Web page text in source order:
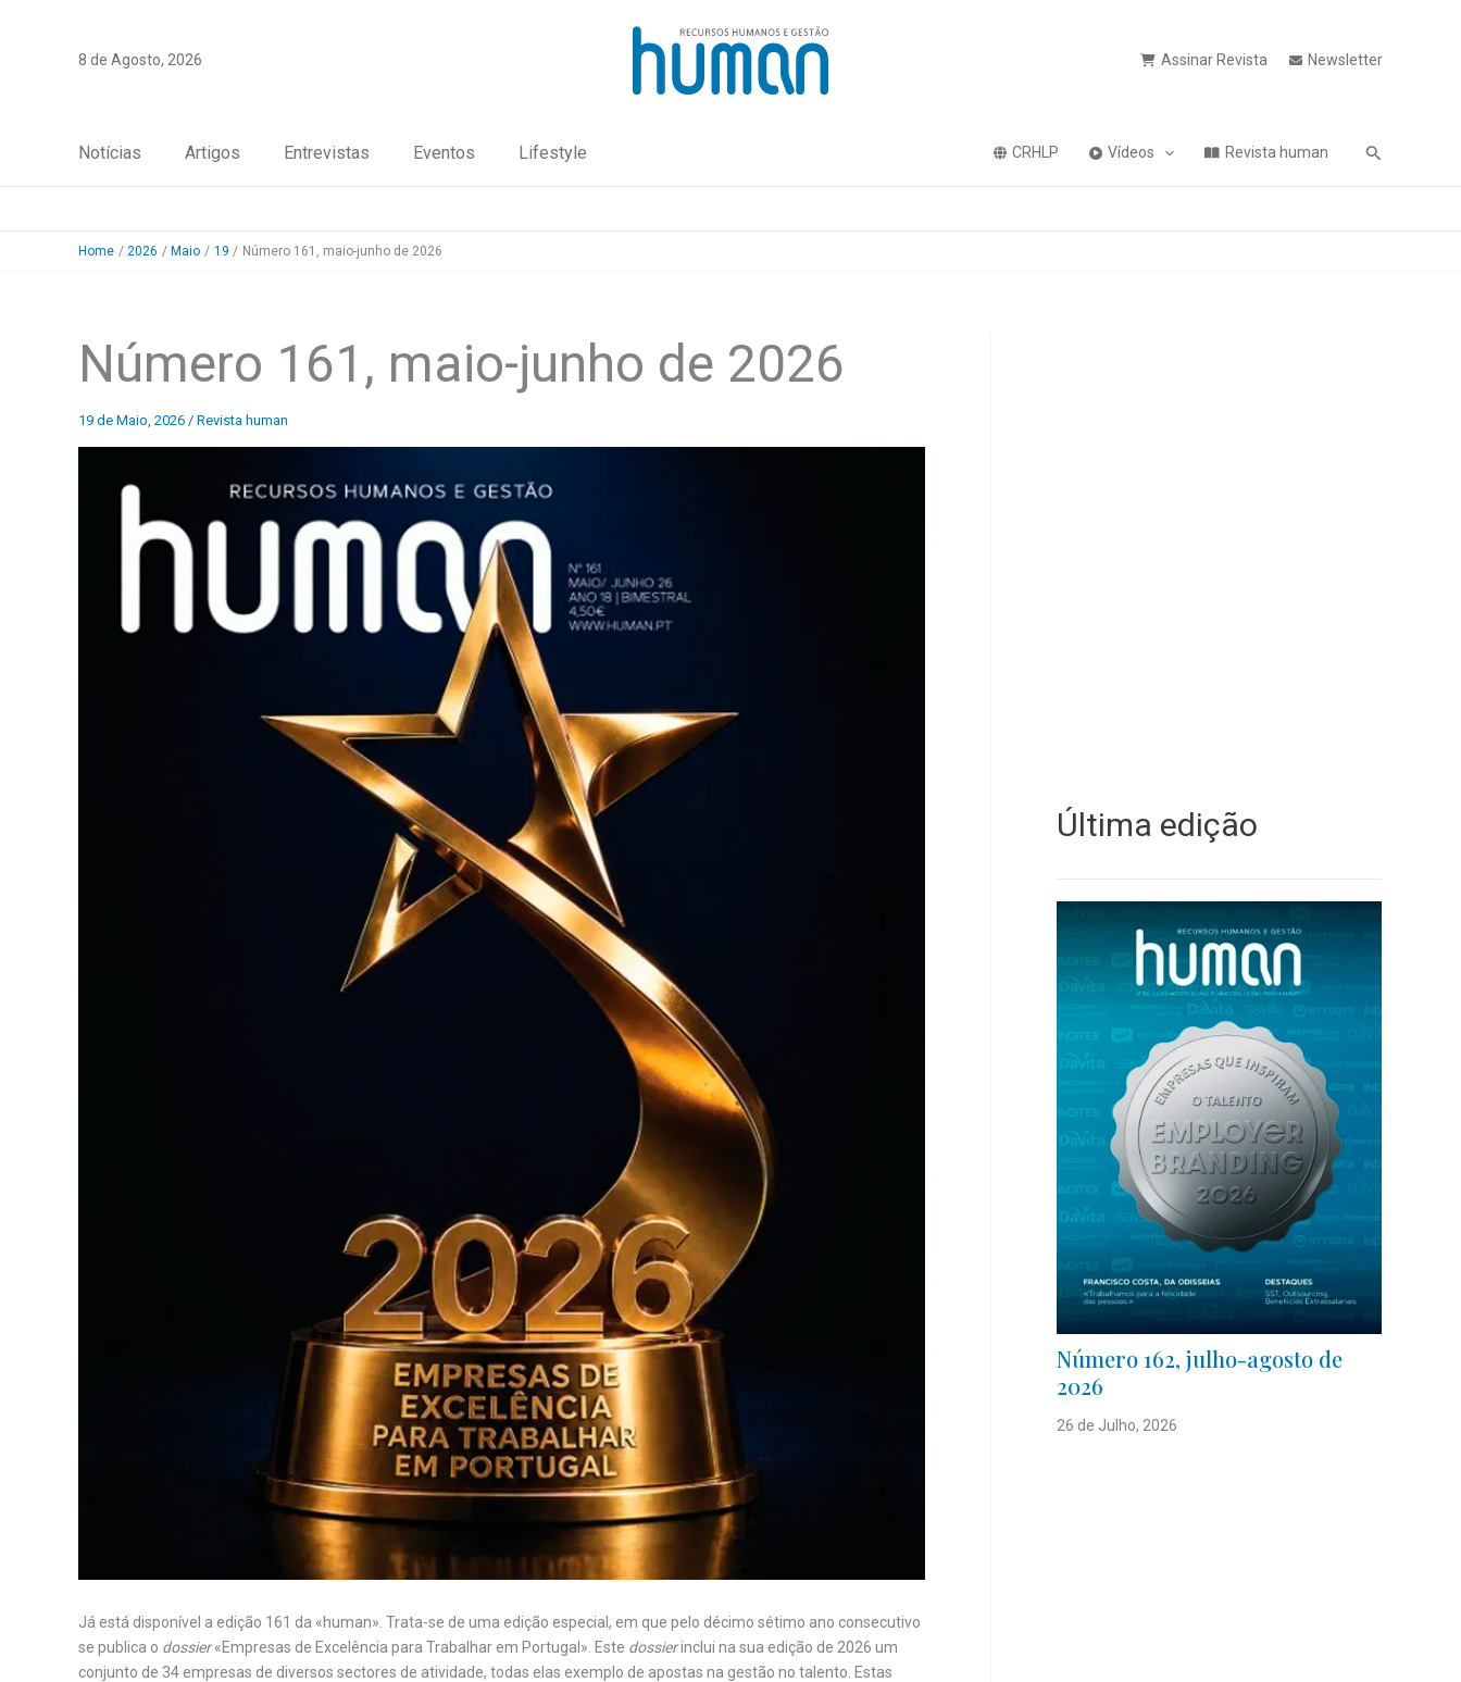
8 de Agosto, 2026 Assinar Revista Newsletter
Notícias Artigos Entrevistas Eventos Lifestyle CRHLP Vídeos Revista human Pesquisa
Home 2026 Maio 19 Número 161, maio-junho de 2026
Número 161, maio-junho de 2026
19 de Maio, 2026 / Revista human
Já está disponível a edição 161 da «human». Trata-se de uma edição especial, em que pelo décimo sétimo ano consecutivo
se publica o dossier«Empresas de Excelência para Trabalhar em Portugal». Este dossierinclui na sua edição de 2026 um
conjunto de 34 empresas de diversos sectores de atividade, todas elas exemplo de apostas na gestão no talento. Estas
Última edição
Número 162, julho-agosto de
2026
26 de Julho, 2026